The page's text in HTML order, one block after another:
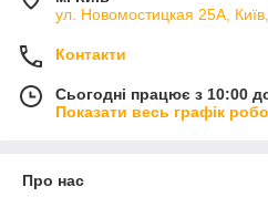
ул. Новомостицкая 25А,
Контакти
Сьогодні працює з 10:00
Показати весь графік
Про нас